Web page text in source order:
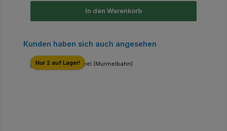
In den Warenkorb
Produktgalerie überspringen
Kunden haben sich auch angesehen
Nur 2 auf Lager!